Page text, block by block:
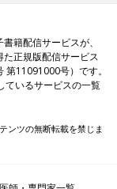
人家族。看護師専
情報誌を読んで節
籍配信サービスが、
正規版配信サービス
11091000号）です。
ているサービスの一覧
ンツの無断転載を禁じま